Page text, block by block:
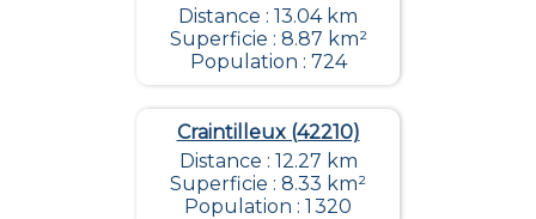
Distance : 13.04 km
Superficie : 8.87 km²
Population : 724
Craintilleux (42210)
Distance : 12.27 km
Superficie : 8.33 km²
Population : 1 320